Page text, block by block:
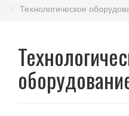
Технологическое